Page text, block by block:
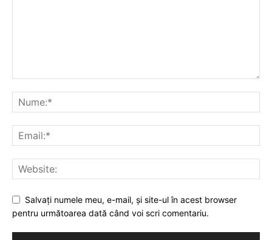
Salvaţi numele meu, e-mail, şi site-ul în acest browser
pentru următoarea dată când voi scri comentariu.